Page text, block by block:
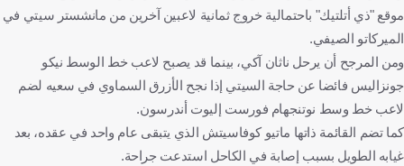
موقع "ذي أتلتيك" باحتمالية خروج ثمانية لاعبين آخرين من مانشستر سيتي في
الميركاتو الصيفي.
ومن المرجح أن يرحل ناثان آكي، بينما قد يصبح لاعب خط الوسط نيكو
جونزاليس فائضا عن حاجة السيتي إذا نجح الأزرق السماوي في سعيه لضم
لاعب خط وسط نوتنجهام فورست إليوت أندرسون.
كما تضم القائمة ذاتها ماتيو كوفاسيتش الذي يتبقى عام واحد في عقده، بعد
غيابه الطويل بسبب إصابة في الكاحل استدعت جراحة.